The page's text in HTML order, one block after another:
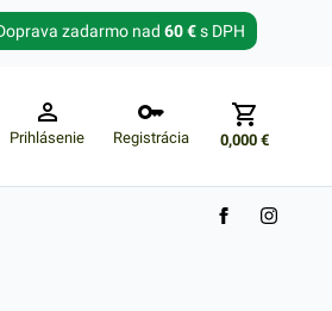
zadarmo nad 60 €s DPH
Prihlásenie Registrácia 0,000€
heslo?